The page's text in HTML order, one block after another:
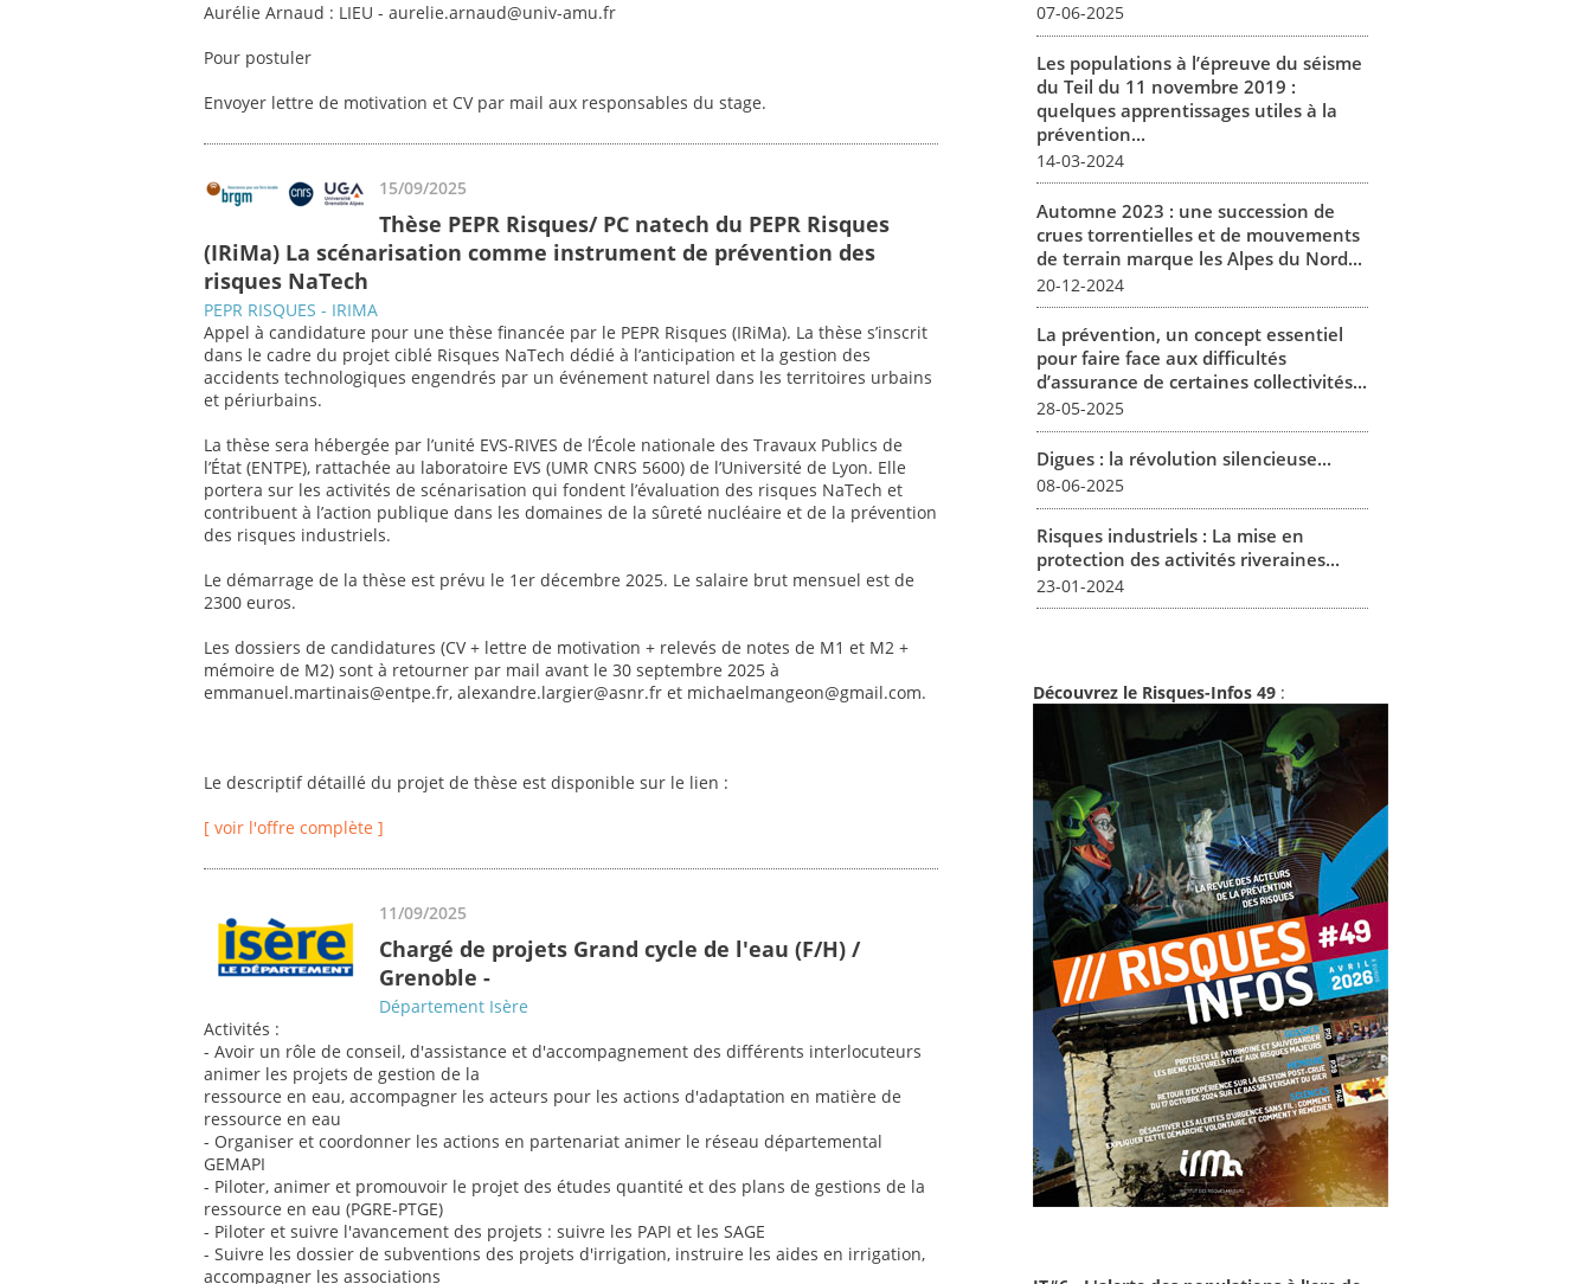
Aurélie Arnaud : LIEU - aurelie.arnaud@univ-amu.fr
Pour postuler
Envoyer lettre de motivation et CV par mail aux responsables du stage.
15/09/2025
Thèse PEPR Risques/ PC natech du PEPR Risques
(IRiMa) La scénarisation comme instrument de prévention des
risques NaTech
PEPR RISQUES - IRIMA
Appel à candidature pour une thèse financée par le PEPR Risques (IRiMa). La thèse s’inscrit
dans le cadre du projet ciblé Risques NaTech dédié à l’anticipation et la gestion des
accidents technologiques engendrés par un événement naturel dans les territoires urbains
et périurbains.
La thèse sera hébergée par l’unité EVS-RIVES de l’École nationale des Travaux Publics de
l’État (ENTPE), rattachée au laboratoire EVS (UMR CNRS 5600) de l’Université de Lyon. Elle
portera sur les activités de scénarisation qui fondent l’évaluation des risques NaTech et
contribuent à l’action publique dans les domaines de la sûreté nucléaire et de la prévention
des risques industriels.
Le démarrage de la thèse est prévu le 1er décembre 2025. Le salaire brut mensuel est de
2300 euros.
Les dossiers de candidatures (CV + lettre de motivation + relevés de notes de M1 et M2 +
mémoire de M2) sont à retourner par mail avant le 30 septembre 2025 à
emmanuel.martinais@entpe.fr, alexandre.largier@asnr.fr et michaelmangeon@gmail.com.
Le descriptif détaillé du projet de thèse est disponible sur le lien :
[ voir l'offre complète ]
11/09/2025
Chargé de projets Grand cycle de l'eau (F/H) /
Grenoble -
Département Isère
Activités :
- Avoir un rôle de conseil, d'assistance et d'accompagnement des différents interlocuteurs
animer les projets de gestion de la
ressource en eau, accompagner les acteurs pour les actions d'adaptation en matière de
ressource en eau
- Organiser et coordonner les actions en partenariat animer le réseau départemental
GEMAPI
- Piloter, animer et promouvoir le projet des études quantité et des plans de gestions de la
ressource en eau (PGRE-PTGE)
- Piloter et suivre l'avancement des projets : suivre les PAPI et les SAGE
- Suivre les dossier de subventions des projets d'irrigation, instruire les aides en irrigation,
accompagner les associations
07-06-2025
Les populations à l’épreuve du séisme
du Teil du 11 novembre 2019 :
quelques apprentissages utiles à la
prévention...
14-03-2024
Automne 2023 : une succession de
crues torrentielles et de mouvements
de terrain marque les Alpes du Nord...
20-12-2024
La prévention, un concept essentiel
pour faire face aux difficultés
d’assurance de certaines collectivités...
28-05-2025
Digues : la révolution silencieuse...
08-06-2025
Risques industriels : La mise en
protection des activités riveraines...
23-01-2024
Découvrez le Risques-Infos 49 :